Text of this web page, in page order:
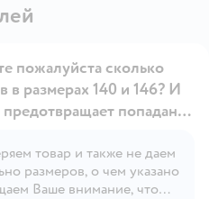
Открыть вопрос
пожалуйста сколько
в размерах 140 и 146? И
попадание
товар и также не даем
размеров, о чем указано
Ваше внимание, что